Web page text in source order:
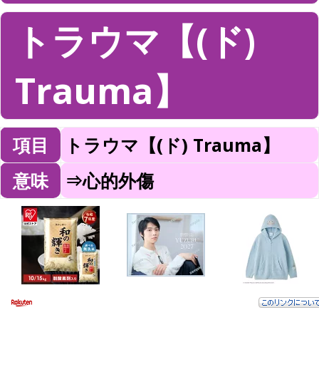
トラウマ【(ド)
Trauma】
項目
トラウマ【(ド) Trauma】
意味
⇒心的外傷